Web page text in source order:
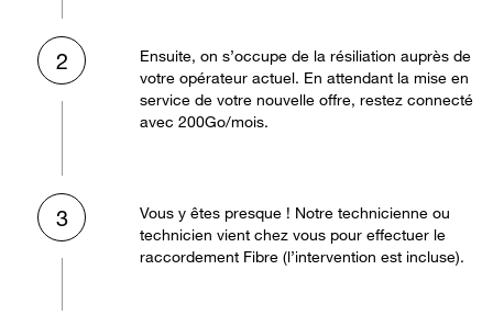
2
Ensuite, on s’occupe de la résiliation auprès de
votre opérateur actuel. En attendant la mise en
service de votre nouvelle offre, restez connecté
avec 200Go/mois.
3
Vous y êtes presque ! Notre technicienne ou
technicien vient chez vous pour effectuer le
raccordement Fibre (l’intervention est incluse).